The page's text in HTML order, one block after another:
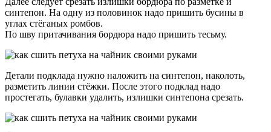
синтепон. На одну из половинок надо пришить бусины в
углах стёганых ромбов.
По шву притачивания бордюра надо пришить тесьму.
Детали подклада нужно наложить на синтепон, наколоть,
разметить линии стёжки. После этого подклад надо
простегать, булавки удалить, излишки синтепона срезать.